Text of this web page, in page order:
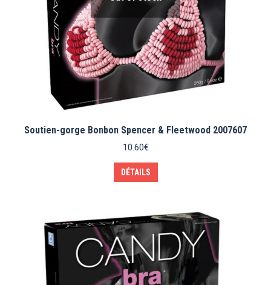
Soutien-gorge Bonbon Spencer & Fleetwood 2007607
10.60€
DÉTAILS